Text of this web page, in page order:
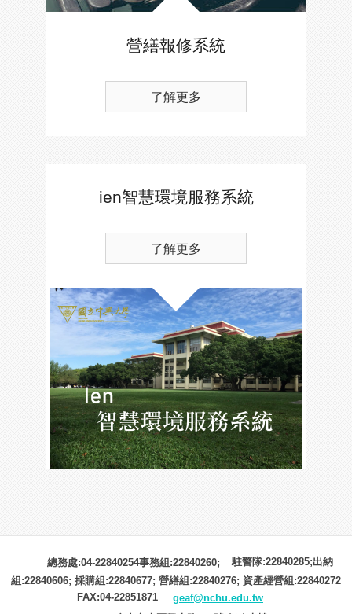
營繕報修系統
了解更多
ien智慧環境服務系統
了解更多
總務處:04-22840254事務組:22840260;
駐警隊:22840285;出納
組:22840606; 採購組:22840677; 營繕組:22840276; 資產經營組:22840272
FAX:04-22851871
geaf@nchu.edu.tw